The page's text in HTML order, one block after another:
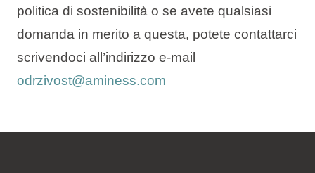
politica di sostenibilità o se avete qualsiasi
domanda in merito a questa, potete contattarci
scrivendoci all’indirizzo e-mail
odrzivost@aminess.com